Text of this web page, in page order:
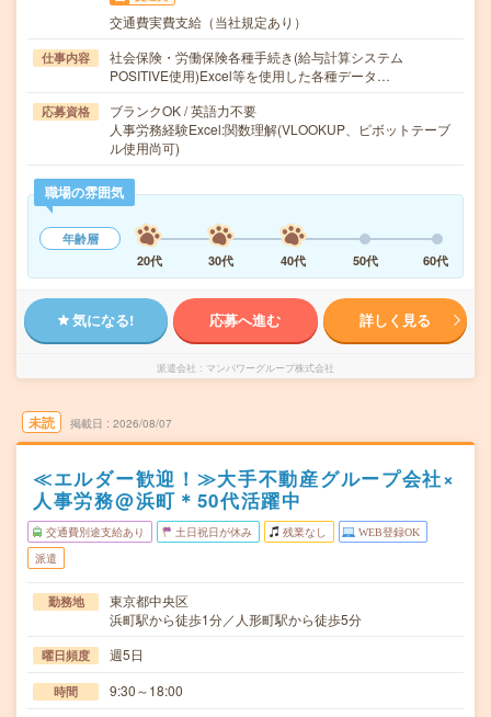
交通費実費支給（当社規定あり）
仕事内容
社会保険・労働保険各種手続き(給与計算システム
POSITIVE使用)Excel等を使用した各種データ…
応募資格
ブランクOK / 英語力不要
人事労務経験Excel:関数理解(VLOOKUP、ピボットテーブ
ル使用尚可)
職場の雰囲気
年齢層
20代
30代 40代 50代 60代
気になる! 応募へ進む 詳しく見る
派遣会社 マンパワーグループ株式会社
未読 掲載日 2026/08/07
≪エルダー歓迎！≫大手不動産グループ会社×
人事労務@浜町＊50代活躍中
交通費別途支給あり 土日祝日が休み 残業なし WEB登録OK
派遣
勤務地
東京都中央区
浜町駅から徒歩1分／人形町駅から徒歩5分
曜日頻度 週5日
時間 9:30～18:00